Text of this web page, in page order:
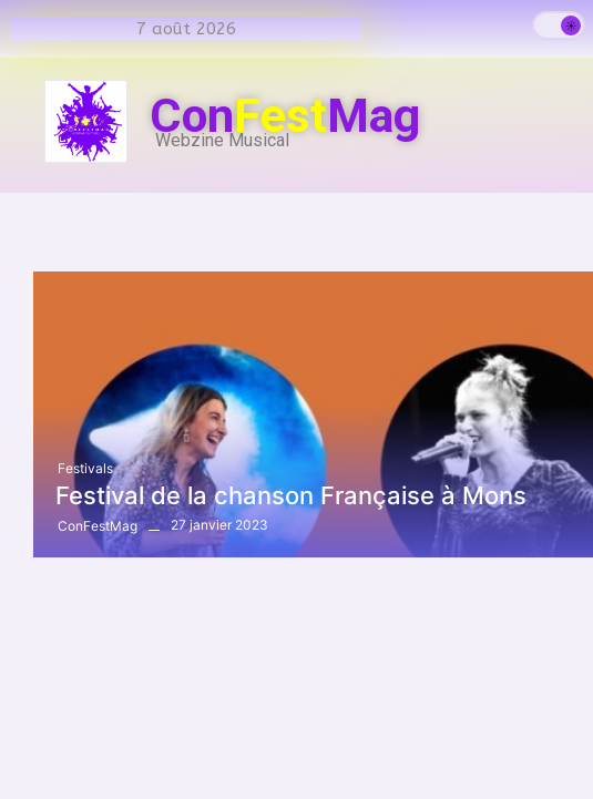
7 août 2026
ConFestMag
Webzine Musical
Festivals
Festival de la chanson Française à Mons
ConFestMag 27 janvier 2023